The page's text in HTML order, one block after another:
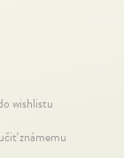
wishlistu
známemu